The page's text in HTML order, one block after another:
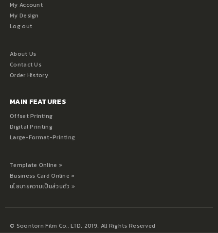
My Account
My Design
Log out
About Us
Contact Us
Order History
MAIN FEATURES
Offset Printing
Digital Printing
Large-Format-Printing
Template Online »
Business Card Online »
นโยบายความเป็นส่วนตัว »
© Soontorn Film Co., LTD. 2019. All Rights Reserved